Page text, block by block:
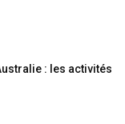
: les activités